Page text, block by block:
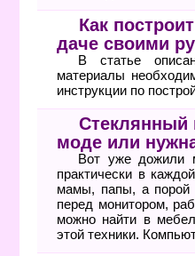
Как
даче своими
В статье
материалы
инструкции по
моде или
Вот уже дожили
практически в
мамы, папы, а порой
перед монитором,
можно найти в
этой техники.